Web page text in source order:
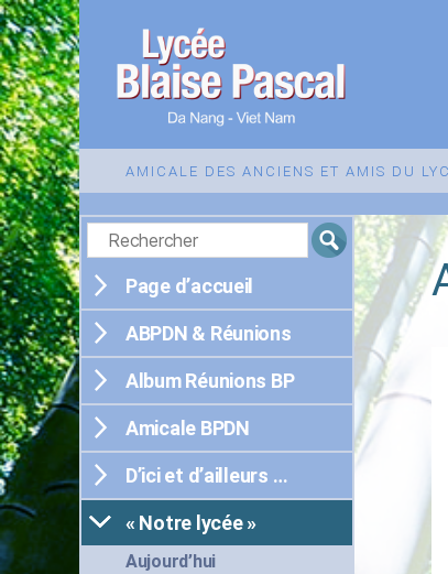
Blaise
de
Da
Nang
AMICALE DES ANCIENS ET AMIS DU
Page d’accueil
ABPDN & Réunions
Album Réunions BP
Amicale BPDN
D’ici et d’ailleurs …
« Notre lycée »
Aujourd’hui